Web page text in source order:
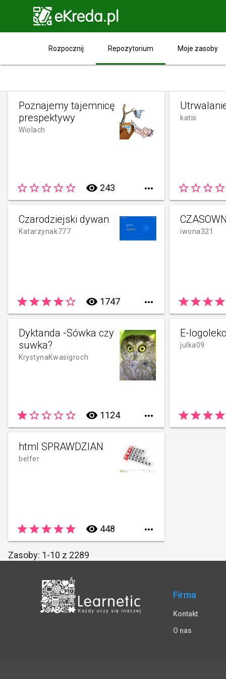
Rozpocznij Repozytorium Moje zasoby
Poznajemy tajemnicę
prespektywy
Wiolach
star_borderstar_borderstar_borderstar_borderstar_border remove_red_eye 243 
katis
star_borderstar_borderstar_borderstar_border
Czarodziejski dywan
Katarzynak777
starstarstarstarstar_border remove_red_eye 1747 
iwona321
starstarstarstar
Dyktanda -Sówka czy
suwka?
KrystynaKwasigroch
starstar_borderstar_borderstar_borderstar_border remove_red_eye 1124 
E-
julka09
starstarstarstar
html SPRAWDZIAN
belfer
starstarstarstarstar remove_red_eye 448 
Zasoby: 1-10 z 2289
Firma
Kontakt
O nas